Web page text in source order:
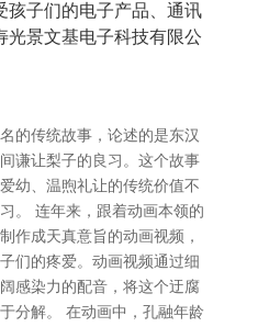
孩子们的电子产品、通讯
光景文基电子科技有限公
的传统故事，论述的是东汉
谦让梨子的良习。这个故事
幼、温煦礼让的传统价值不
。 连年来，跟着动画本领的
作成天真意旨的动画视频，
们的疼爱。动画视频通过细
感染力的配音，将这个迂腐
分解。 在动画中，孔融年龄